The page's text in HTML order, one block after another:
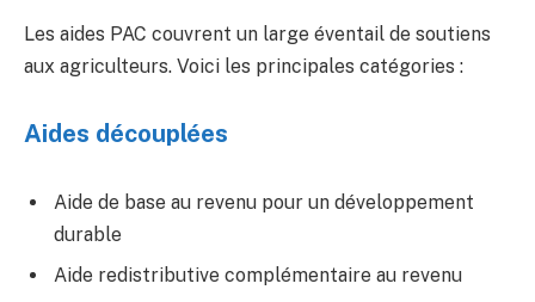
Les aides PAC couvrent un large éventail de soutiens
aux agriculteurs. Voici les principales catégories :
Aides découplées
Aide de base au revenu pour un développement
durable
Aide redistributive complémentaire au revenu